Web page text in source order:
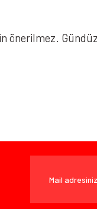
önerilmez.
itibaren 14